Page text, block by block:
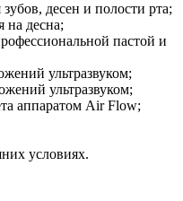
десен и полости рта;
на десна;
пастой и
ультразвуком;
ультразвуком;
аппаратом Air Flow;
условиях.